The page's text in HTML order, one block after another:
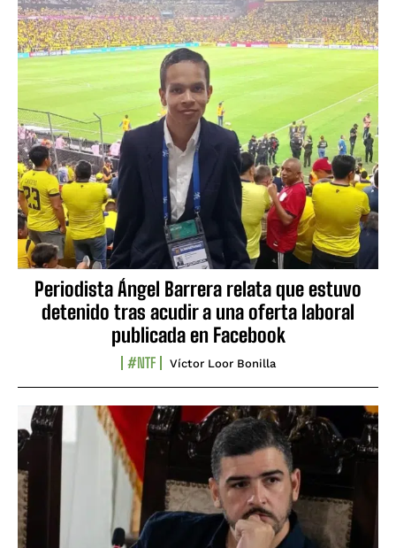
Periodista Ángel Barrera relata que estuvo
detenido tras acudir a una oferta laboral
publicada en Facebook
#NTF Víctor Loor Bonilla